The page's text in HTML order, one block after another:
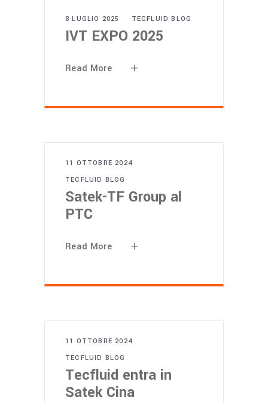
8 LUGLIO 2025 TECFLUID BLOG
IVT EXPO 2025
Read More
11 OTTOBRE 2024
TECFLUID BLOG
Satek-TF Group al
PTC
Read More
11 OTTOBRE 2024
TECFLUID BLOG
Tecfluid entra in
Satek Cina